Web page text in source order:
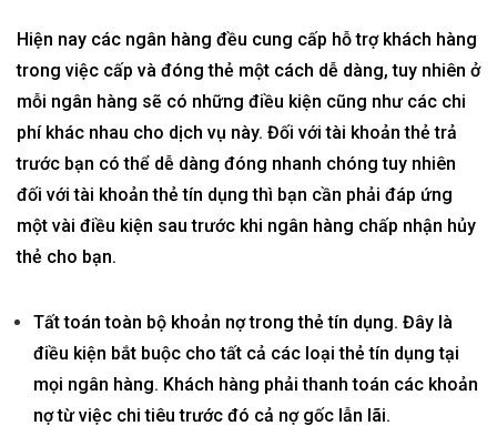
Hiện nay các ngân hàng đều cung cấp hỗ trợ khách hàng
trong việc cấp và đóng thẻ một cách dễ dàng, tuy nhiên ở
mỗi ngân hàng sẽ có những điều kiện cũng như các chi
phí khác nhau cho dịch vụ này. Đối với tài khoản thẻ trả
trước bạn có thể dễ dàng đóng nhanh chóng tuy nhiên
đối với tài khoản thẻ tín dụng thì bạn cần phải đáp ứng
một vài điều kiện sau trước khi ngân hàng chấp nhận hủy
thẻ cho bạn.
Tất toán toàn bộ khoản nợ trong thẻ tín dụng. Đây là
điều kiện bắt buộc cho tất cả các loại thẻ tín dụng tại
mọi ngân hàng. Khách hàng phải thanh toán các khoản
nợ từ việc chi tiêu trước đó cả nợ gốc lẫn lãi.